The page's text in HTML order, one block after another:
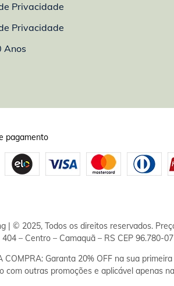
Privacidade
Privacidade
Anos
pagamento
| © 2025, Todos os direitos reservados.
404 – Centro – Camaquã – RS CEP 96.780-
COMPRA: Garanta 20% OFF na sua
com outras promoções e aplicável apenas